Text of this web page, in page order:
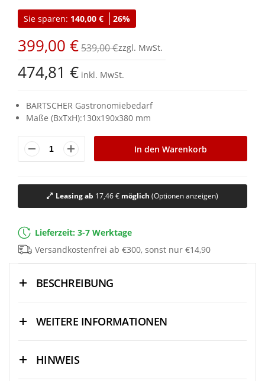
Anfang
der
springen
Sie sparen: 140,00 € 26%
399,00 €539,00 €
474,81 € inkl. MwSt.
BARTSCHER Gastronomiebedarf
Maße (BxTxH):130x190x380 mm
In den Warenkorb
Leasing ab 17,46 € möglich (Optionen anzeigen)
Lieferzeit: 3-7 Werktage
Versandkostenfrei ab €300, sonst nur €14,90
BESCHREIBUNG
WEITERE INFORMATIONEN
HINWEIS